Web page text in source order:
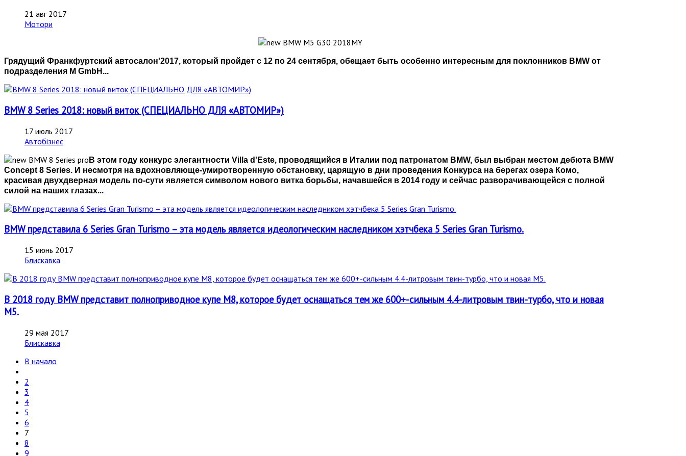
21 авг 2017
Мотори
Грядущий Франкфуртский автосалон'2017, который пройдет с 12 по 24 сентября, обещает быть особенно интересным для поклонников BMW от
подразделения M GmbH...
BMW 8 Series 2018: новый виток (СПЕЦИАЛЬНО ДЛЯ «АВТОМИР»)
17 июль 2017
Автобізнес
В этом году конкурс элегантности Villa d' Este, проводящийся в Италии под патронатом BMW, был выбран местом дебюта BMW
Concept 8 Series. И несмотря на вдохновляюще-умиротворенную обстановку, царящую в дни проведения Конкурса на берегах озера Комо,
красивая двухдверная модель по-сути является символом нового витка борьбы, начавшейся в 2014 году и сейчас разворачивающейся с полной
силой на наших глазах...
BMW представила 6 Series Gran Turismo – эта модель является идеологическим наследником хэтчбека 5 Series Gran Turismo.
15 июнь 2017
Блискавка
В 2018 году BMW представит полноприводное купе M8, которое будет оснащаться тем же 600+-сильным 4.4-литровым твин-турбо, что и новая
М5.
29 мая 2017
Блискавка
В начало
2
3
4
5
6
7
8
9